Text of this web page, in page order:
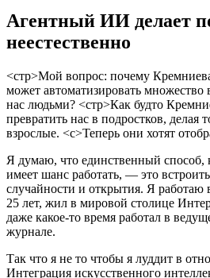
Агентный ИИ делает
неестественно
<стр>Мой вопрос: почему
может автоматизировать
нас людьми? <стр>Как будто
превратить нас в подростков, делая
взрослые. <с>Теперь они хотят
Я думаю, что единственный
имеет шанс работать, — это
случайности и открытия. Я работаю
25 лет, жил в мировой столице
даже какое-то время работал в
журнале.
Так что я не то чтобы я луддит в
Интеграция искусственного